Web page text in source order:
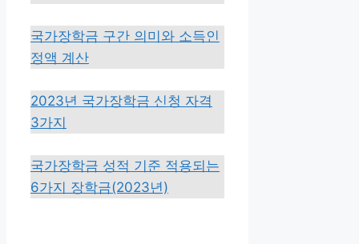
국가장학금 구간 의미와 소득인
정액 계산
2023년 국가장학금 신청 자격
3가지
국가장학금 성적 기준 적용되는
6가지 장학금(2023년)